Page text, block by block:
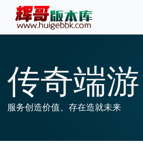
传奇端游
服务创造价值、存在造就未来